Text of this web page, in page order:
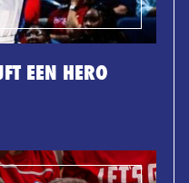
EEN HERO